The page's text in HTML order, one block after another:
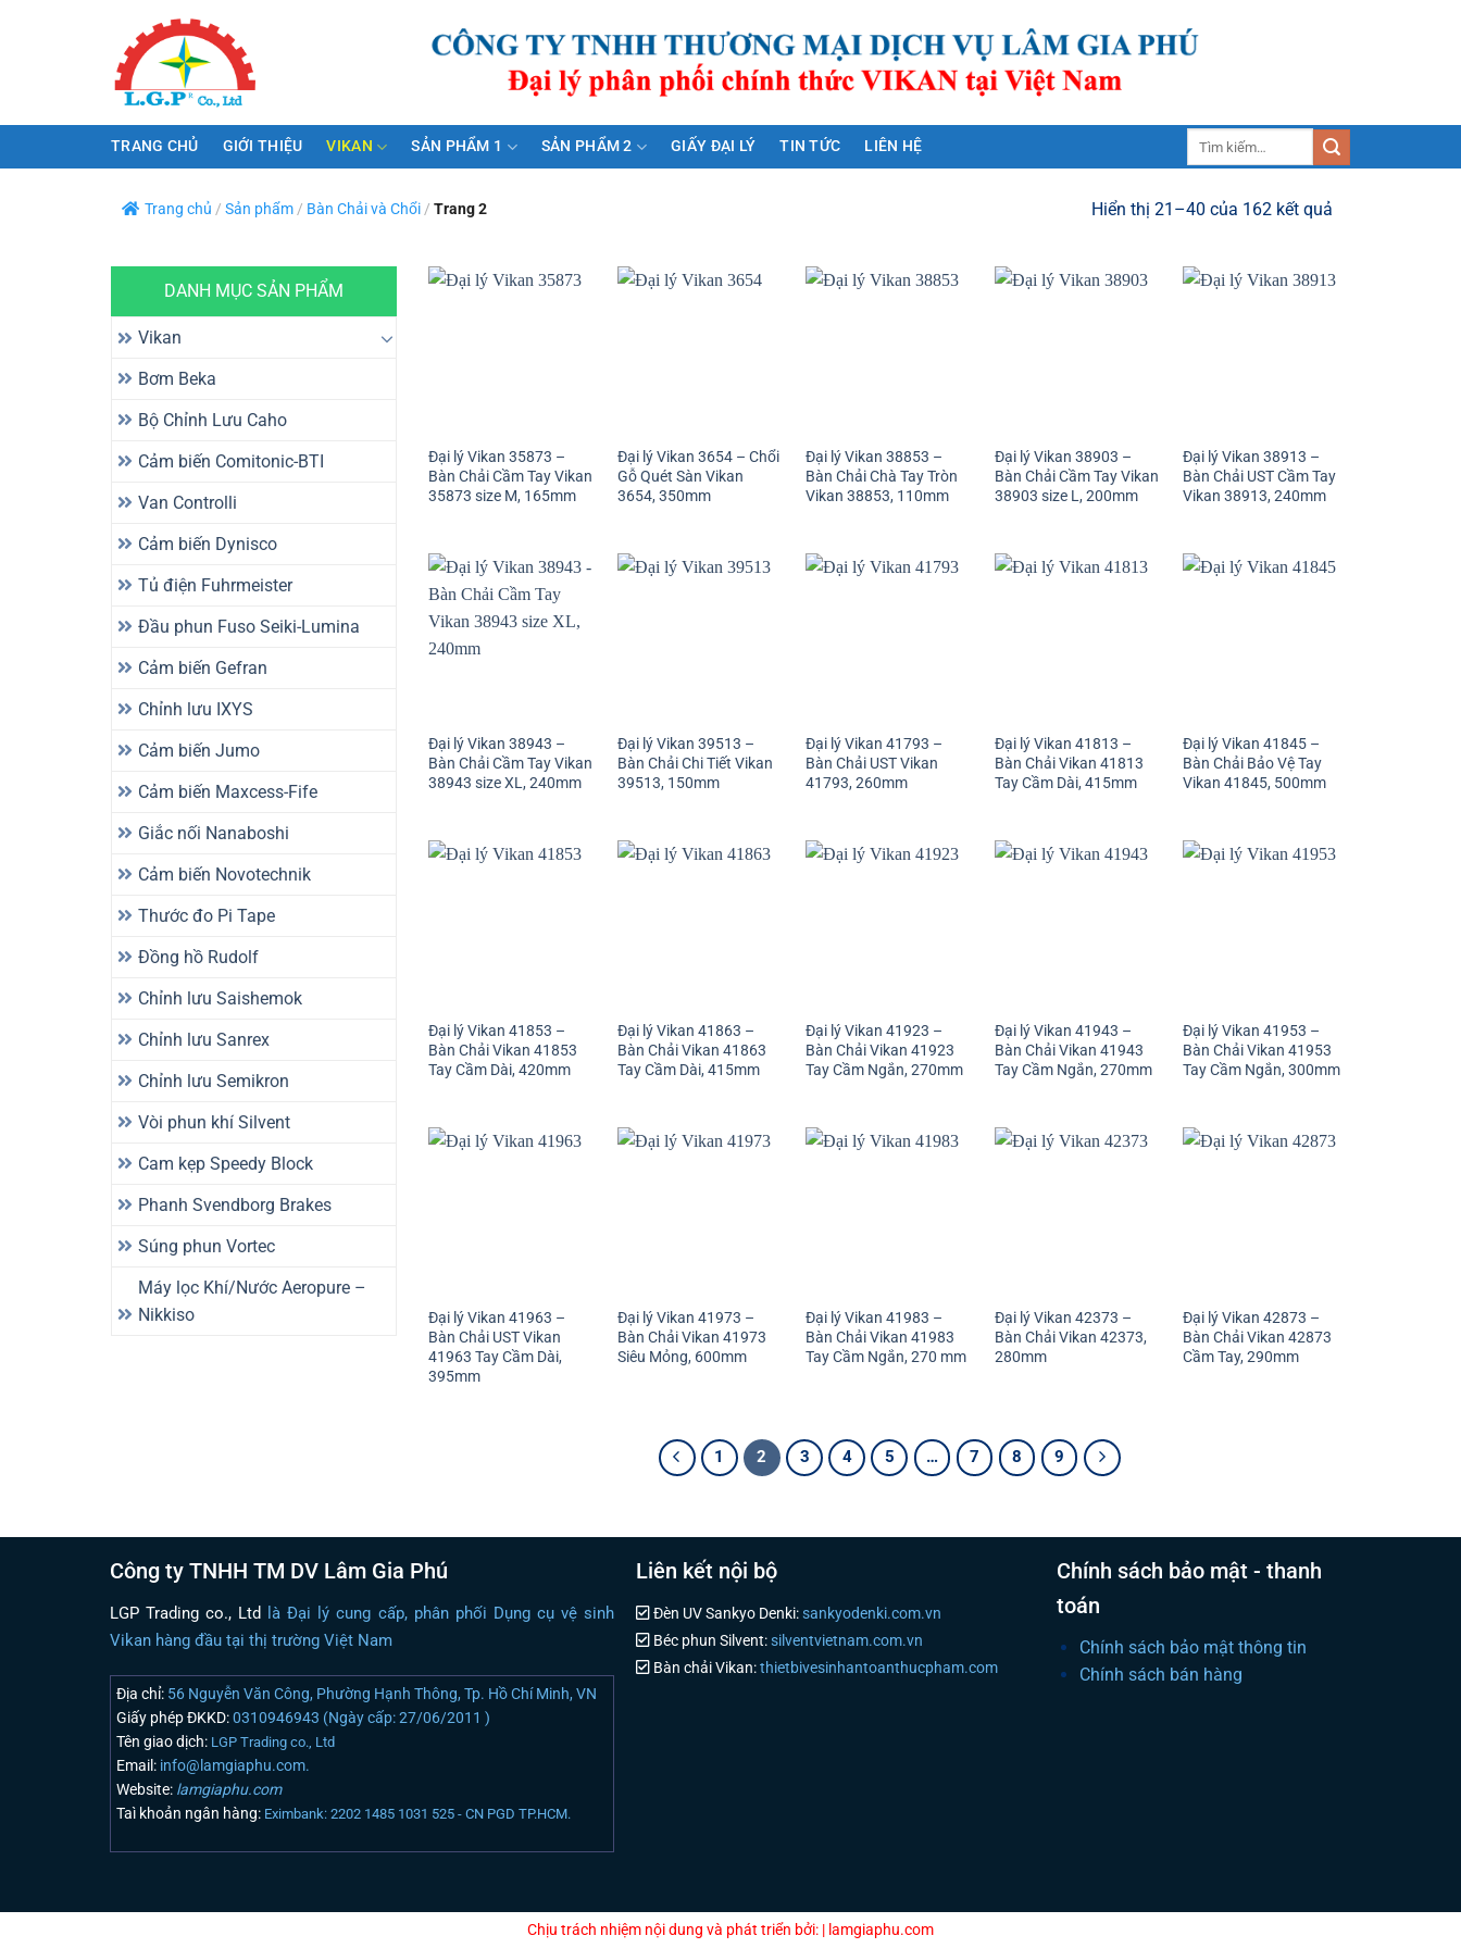
TRANG CHỦ GIỚI THIỆU VIKAN SẢN PHẨM 1 SẢN PHẨM 2 GIẤY ĐẠI LÝ TIN TỨC LIÊN HỆ
Trang chủ / Sản phẩm/ Bàn Chải và Chổi/ Trang 2 Hiển thị 21–40 của 162 kết quả
DANH MỤC SẢN PHẨM
Vikan
Bơm Beka
Bộ Chỉnh Lưu Caho
Cảm biến Comitonic-BTI
Van Controlli
Cảm biến Dynisco
Tủ điện Fuhrmeister
Đầu phun Fuso Seiki-Lumina
Cảm biến Gefran
Chỉnh lưu IXYS
Cảm biến Jumo
Cảm biến Maxcess-Fife
Giắc nối Nanaboshi
Cảm biến Novotechnik
Thước đo Pi Tape
Đồng hồ Rudolf
Chỉnh lưu Saishemok
Chỉnh lưu Sanrex
Chỉnh lưu Semikron
Vòi phun khí Silvent
Cam kẹp Speedy Block
Phanh Svendborg Brakes
Súng phun Vortec
Máy lọc Khí/Nước Aeropure –
Nikkiso
Đại lý Vikan 35873 –
Bàn Chải Cầm Tay Vikan
35873 size M, 165mm
Đại lý Vikan 3654 – Chổi
Gỗ Quét Sàn Vikan
3654, 350mm
Đại lý Vikan 38853 –
Bàn Chải Chà Tay Tròn
Vikan 38853, 110mm
Đại lý Vikan 38903 –
Bàn Chải Cầm Tay Vikan
38903 size L, 200mm
Đại lý Vikan 38913 –
Bàn Chải UST Cầm Tay
Vikan 38913, 240mm
Đại lý Vikan 38943 –
Bàn Chải Cầm Tay Vikan
38943 size XL, 240mm
Đại lý Vikan 39513 –
Bàn Chải Chi Tiết Vikan
39513, 150mm
Đại lý Vikan 41793 –
Bàn Chải UST Vikan
41793, 260mm
Đại lý Vikan 41813 –
Bàn Chải Vikan 41813
Tay Cầm Dài, 415mm
Đại lý Vikan 41845 –
Bàn Chải Bảo Vệ Tay
Vikan 41845, 500mm
Đại lý Vikan 41853 –
Bàn Chải Vikan 41853
Tay Cầm Dài, 420mm
Đại lý Vikan 41863 –
Bàn Chải Vikan 41863
Tay Cầm Dài, 415mm
Đại lý Vikan 41923 –
Bàn Chải Vikan 41923
Tay Cầm Ngắn, 270mm
Đại lý Vikan 41943 –
Bàn Chải Vikan 41943
Tay Cầm Ngắn, 270mm
Đại lý Vikan 41953 –
Bàn Chải Vikan 41953
Tay Cầm Ngắn, 300mm
Đại lý Vikan 41963 –
Bàn Chải UST Vikan
41963 Tay Cầm Dài,
395mm
Đại lý Vikan 41973 –
Bàn Chải Vikan 41973
Siêu Mỏng, 600mm
Đại lý Vikan 41983 –
Bàn Chải Vikan 41983
Tay Cầm Ngắn, 270 mm
Đại lý Vikan 42373 –
Bàn Chải Vikan 42373,
280mm
Đại lý Vikan 42873 –
Bàn Chải Vikan 42873
Cầm Tay, 290mm
1 2 3 4 5 … 7 8 9
Công ty TNHH TM DV Lâm Gia Phú
LGP Trading co., Ltd là Đại lý cung cấp, phân phối Dụng cụ vệ sinh
Vikan hàng đầu tại thị trường Việt Nam
Địa chỉ:56 Nguyễn Văn Công, Phường Hạnh Thông, Tp. Hồ Chí Minh, VN
Giấy phép ĐKKD:0310946943 (Ngày cấp: 27/06/2011 )
Tên giao dịch: LGP Trading co., Ltd
Email:info@lamgiaphu.com.
Website:lamgiaphu.com
Taì khoản ngân hàng: Eximbank: 2202 1485 1031 525 - CN PGD TP.HCM.
Liên kết nội bộ
Đèn UV Sankyo Denki:sankyodenki.com.vn
Béc phun Silvent:silventvietnam.com.vn
Bàn chải Vikan:thietbivesinhantoanthucpham.com
Chính sách bảo mật - thanh
toán
Chính sách bảo mật thông tin
Chính sách bán hàng
Chịu trách nhiệm nội dung và phát triển bởi: | lamgiaphu.com